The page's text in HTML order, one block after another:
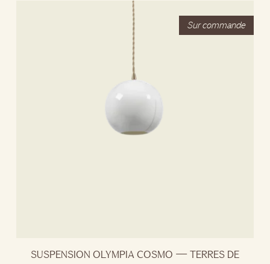
SUSPENSION OLYMPIA COSMO — TERRES DE